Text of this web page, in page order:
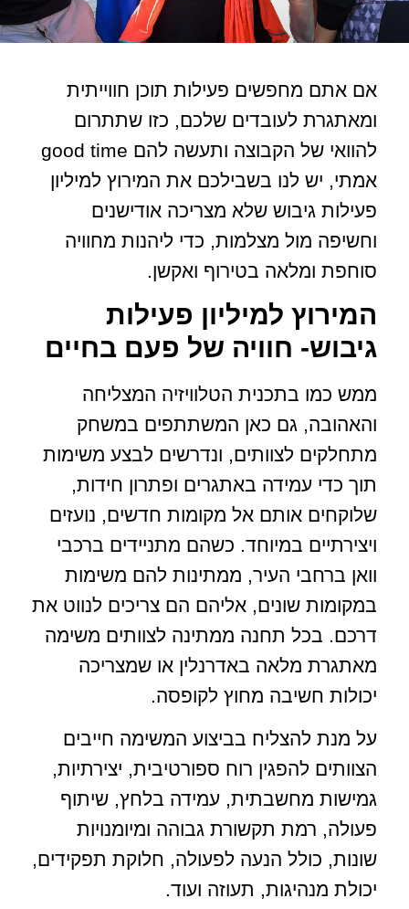
אם אתם מחפשים פעילות תוכן חווייתית
ומאתגרת לעובדים שלכם, כזו שתתרום
להוואי של הקבוצה ותעשה להם good time
אמתי, יש לנו בשבילכם את המירוץ למיליון
פעילות גיבוש שלא מצריכה אודישנים
וחשיפה מול מצלמות, כדי ליהנות מחוויה
סוחפת ומלאה בטירוף ואקשן.
המירוץ למיליון פעילות
גיבוש- חוויה של פעם בחיים
ממש כמו בתכנית הטלוויזיה המצליחה
והאהובה, גם כאן המשתתפים במשחק
מתחלקים לצוותים, ונדרשים לבצע משימות
תוך כדי עמידה באתגרים ופתרון חידות,
שלוקחים אותם אל מקומות חדשים, נועזים
ויצירתיים במיוחד. כשהם מתניידים ברכבי
וואן ברחבי העיר, ממתינות להם משימות
במקומות שונים, אליהם הם צריכים לנווט את
דרכם. בכל תחנה ממתינה לצוותים משימה
מאתגרת מלאה באדרנלין או שמצריכה
יכולות חשיבה מחוץ לקופסה.
על מנת להצליח בביצוע המשימה חייבים
הצוותים להפגין רוח ספורטיבית, יצירתיות,
גמישות מחשבתית, עמידה בלחץ, שיתוף
פעולה, רמת תקשורת גבוהה ומיומנויות
שונות, כולל הנעה לפעולה, חלוקת תפקידים,
יכולת מנהיגות, תעוזה ועוד.